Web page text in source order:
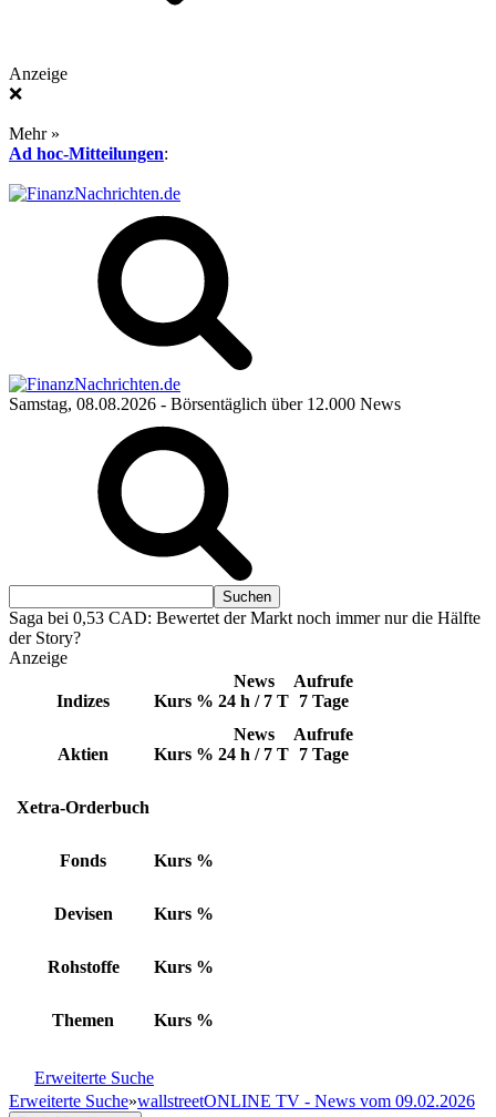
Anzeige
❌
Mehr »
Ad hoc-Mitteilungen:
Samstag, 08.08.2026 - Börsentäglich über 12.000 News
Saga bei 0,53 CAD: Bewertet der Markt noch immer nur die Hälfte
der Story?
Anzeige
Indizes Kurs %
News
24 h / 7 T
Aufrufe
7 Tage
Aktien Kurs %
News
24 h / 7 T
Aufrufe
7 Tage
Xetra-Orderbuch
Fonds Kurs %
Devisen Kurs %
Rohstoffe Kurs %
Themen Kurs %
Erweiterte Suche
Erweiterte Suche»wallstreetONLINE TV - News vom 09.02.2026